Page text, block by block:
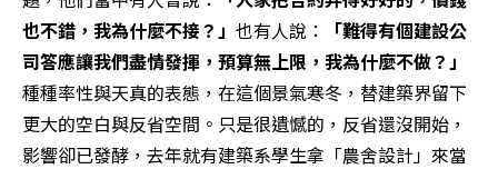
也不錯，我為什麼不接？」 也有人說：
「難得有個建設公
司答應讓我們盡情發揮，預算無上限，我為什麼不做？」
種種率性與天真的表態，在這個景氣寒冬，替建築界留下
更大的空白與反省空間。只是很遺憾的，反省還沒開始，
影響卻已發酵，去年就有建築系學生拿「農舍設計」來當